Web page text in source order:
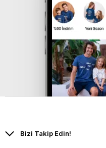
Bizi Takip Edin!